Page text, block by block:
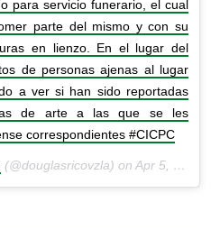
para servicio funerario, el cual
parte del mismo y con su
en lienzo. En el lugar del
de personas ajenas al lugar
a ver si han sido reportadas
de arte a las que se les
correspondientes #CICPC
(@douglasricovzla) on Apr 5, 2018 at 11:06am PDT